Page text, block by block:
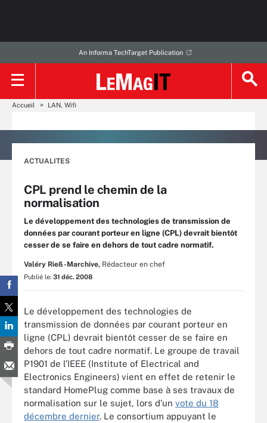
An Informa TechTarget Publication
Accueil LAN, Wifi
ACTUALITES
CPL prend le chemin de la
normalisation
Le développement des technologies de transmission de
données par courant porteur en ligne (CPL) devrait bientôt
cesser de se faire en dehors de tout cadre normatif.
Valéry Rieß-Marchive, Rédacteur en chef
Publié le: 31 déc. 2008
Le développement des technologies de
transmission de données par courant porteur en
ligne (CPL) devrait bientôt cesser de se faire en
dehors de tout cadre normatif. Le groupe de travail
P1901 de l’IEEE (Institute of Electrical and
Electronics Engineers) vient en effet de retenir le
standard HomePlug comme base à ses travaux de
normalisation sur le sujet, lors d’un vote du 18
décembre dernier. Le consortium appuyant le